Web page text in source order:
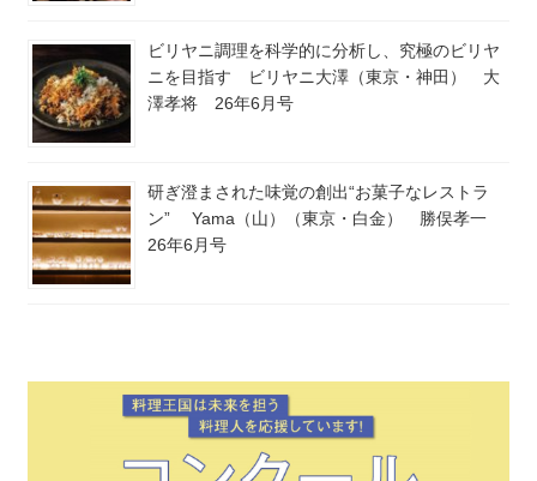
ビリヤニ調理を科学的に分析し、究極のビリヤ
ニを目指す ビリヤニ大澤（東京・神田） 大
澤孝将 26年6月号
研ぎ澄まされた味覚の創出“お菓子なレストラ
ン” Yama（山）（東京・白金） 勝俣孝一
26年6月号